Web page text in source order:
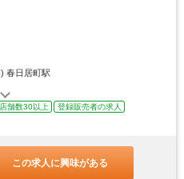
春日居町駅
店舗数30以上
登録販売者の求人
この求人に興味がある